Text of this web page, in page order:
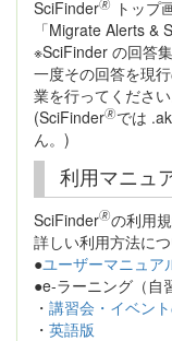
SciFinder🄬
トップ
「Migrate Alerts &
※SciFinder の回答
一度その回答を現
業を行ってください
(SciFinder🄬では
ん。)
利用マニュ
SciFinder🄬の利用
詳しい利用方法に
●ユーザーマニュア
●e-ラーニング（自
・ 講習会・イベン
・ 英語版